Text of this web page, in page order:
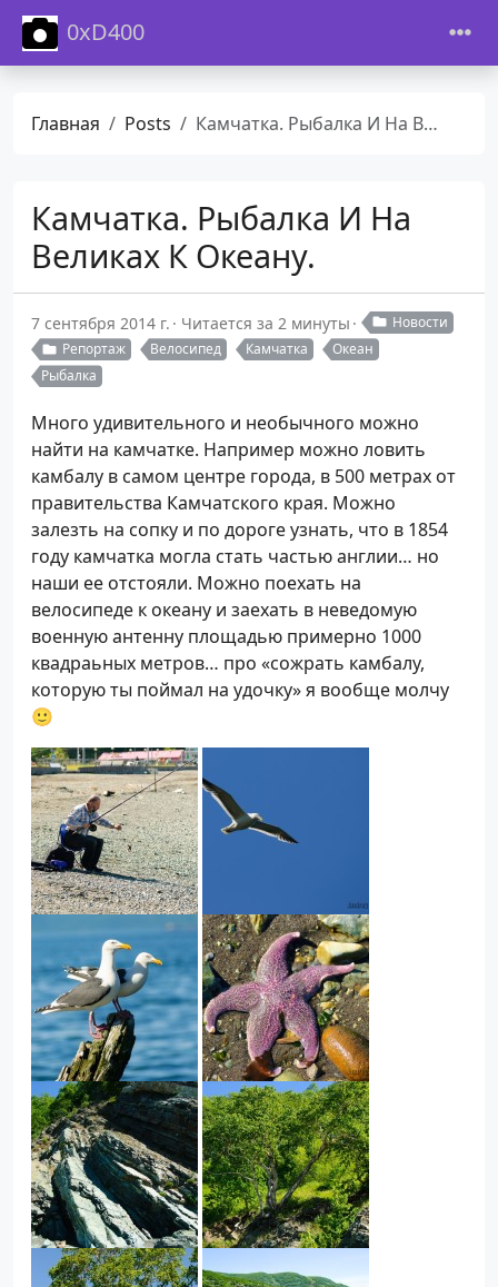
0xD400
Главная Posts Камчатка. Рыбалка И На Великах К Океану.
Камчатка. Рыбалка И На
Великах К Океану.
7 сентября 2014 г. Читается за 2 минуты
Новости
Репортаж
Велосипед Камчатка
Океан
Рыбалка
Много удивительного и необычного можно
найти на камчатке. Например можно ловить
камбалу в самом центре города, в 500 метрах от
правительства Камчатского края. Можно
залезть на сопку и по дороге узнать, что в 1854
году камчатка могла стать частью англии… но
наши ее отстояли. Можно поехать на
велосипеде к океану и заехать в неведомую
военную антенну площадью примерно 1000
квадраьных метров… про «сожрать камбалу,
которую ты поймал на удочку» я вообще молчу
🙂